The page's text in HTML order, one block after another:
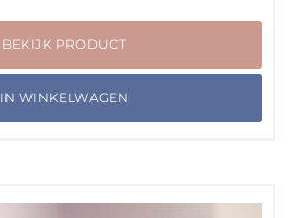
BEKIJK PRODUCT
IN WINKELWAGEN